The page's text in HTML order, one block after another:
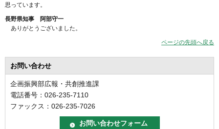
思っています。
長野県知事 阿部守一
ありがとうございました。
ページの先頭へ戻る
お問い合わせ
企画振興部広報・共創推進課
電話番号：026-235-7110
ファックス：026-235-7026